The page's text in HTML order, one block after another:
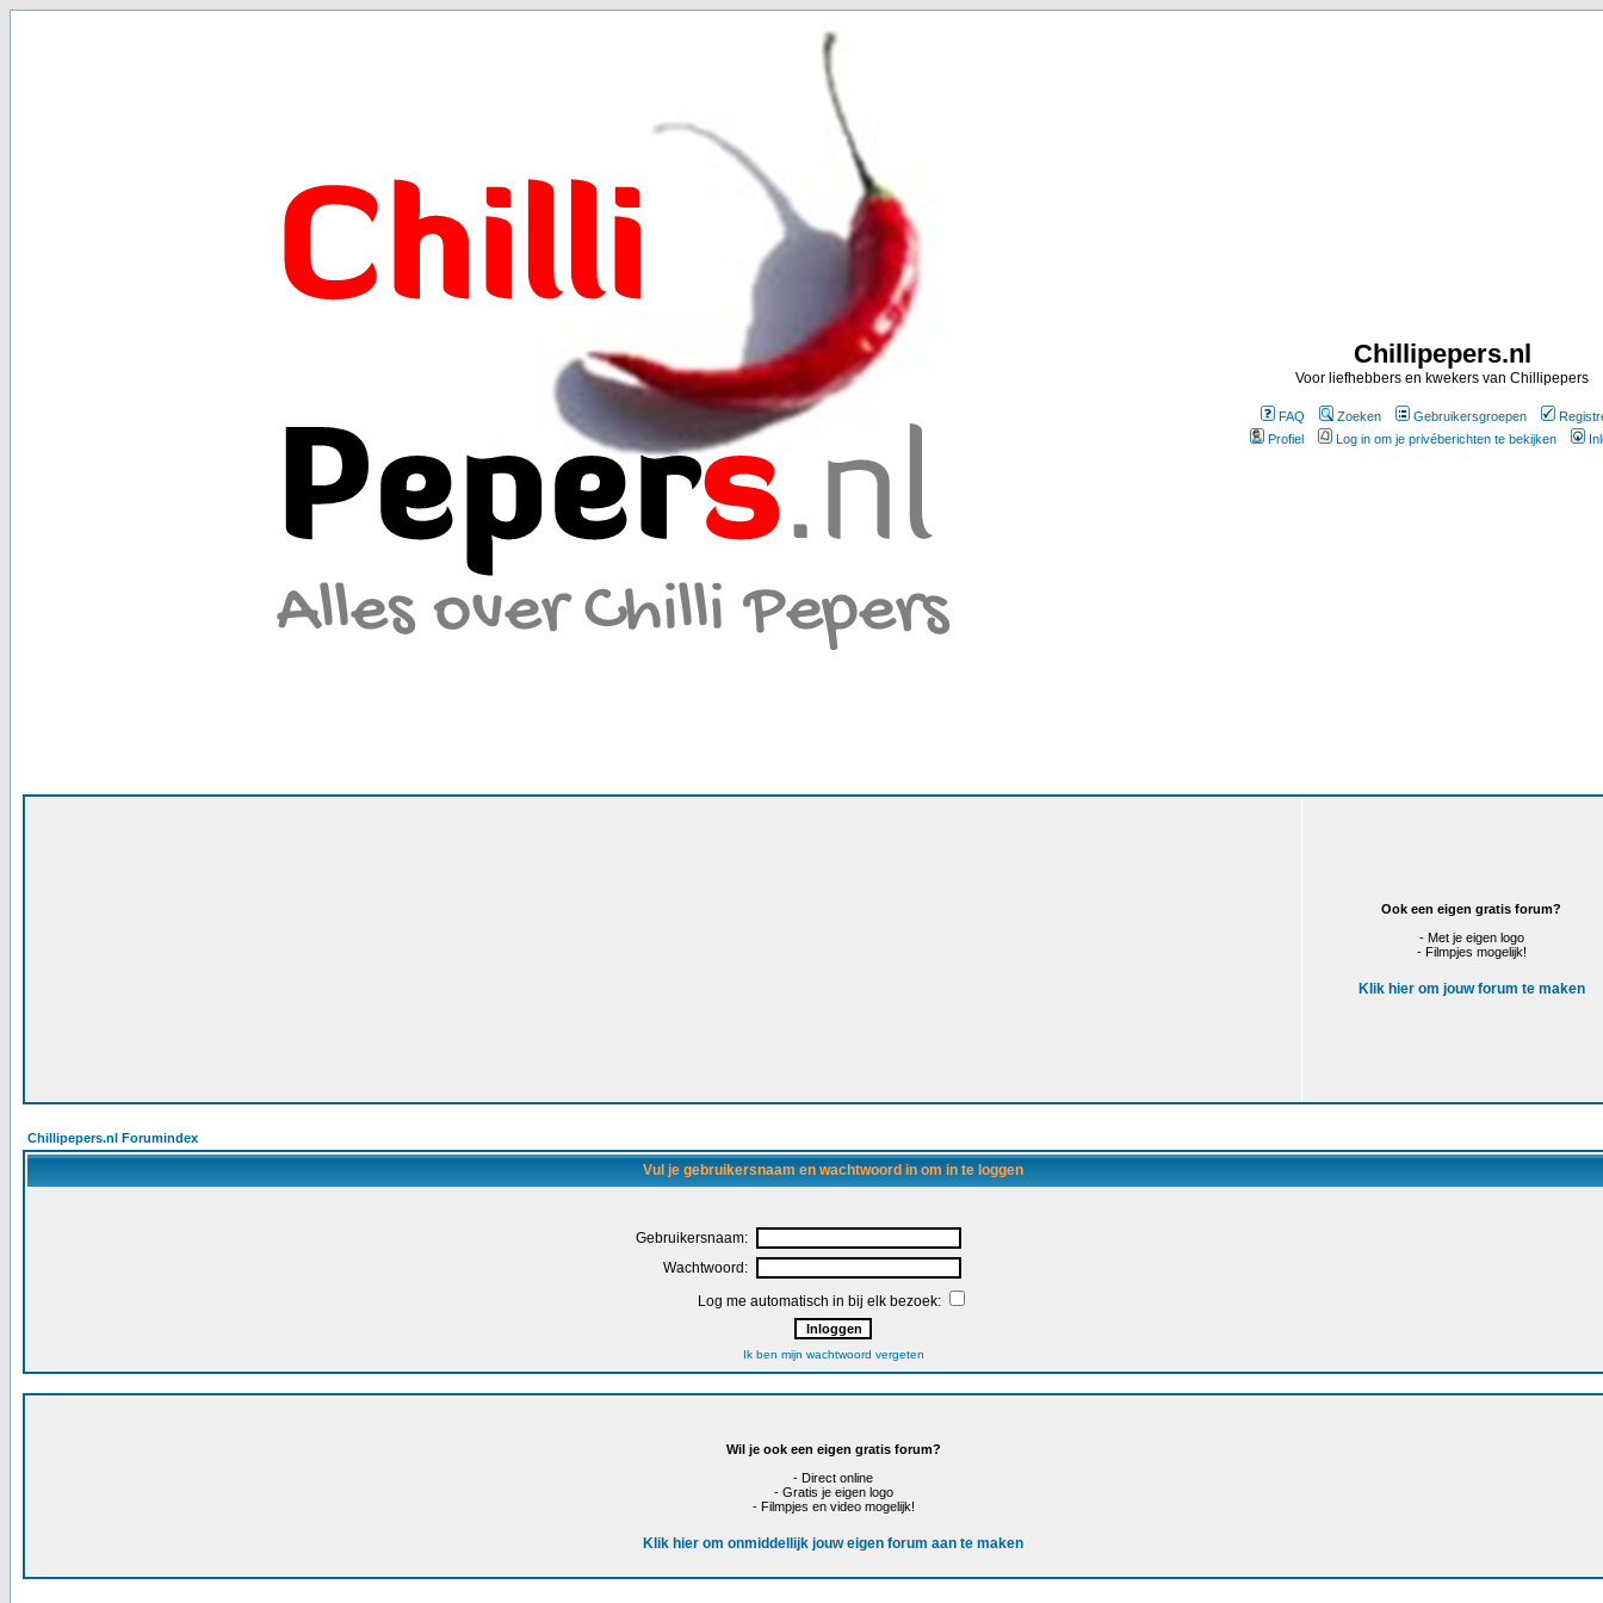
Chillipepers.nl
Voor liefhebbers en kwekers van Chillipepers
FAQ Zoeken Gebruikersgroepen
Profiel
Log in om je privéberichten te bekijken
Ook een eigen gratis forum?
- Met je eigen logo
- Filmpjes mogelijk!
Klik hier om jouw forum te maken
Chillipepers.nl Forumindex
Vul je gebruikersnaam en wachtwoord in om in te loggen
Gebruikersnaam:
Wachtwoord:
Log me automatisch in bij elk bezoek:
Ik ben mijn wachtwoord vergeten
Wil je ook een eigen gratis forum?
- Direct online
- Gratis je eigen logo
- Filmpjes en video mogelijk!
Klik hier om onmiddellijk jouw eigen forum aan te maken